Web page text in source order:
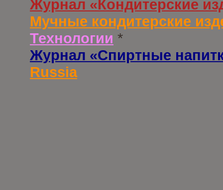
Журнал «Кондитерские
Мучные кондитерские
Технологии *
Журнал «Спиртные
Russia